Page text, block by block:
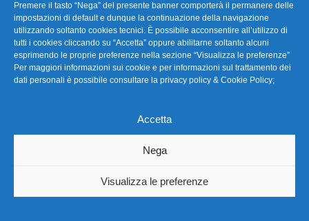
Premere il tasto “Nega” del presente banner comporterà il permanere delle
impostazioni di default e dunque la continuazione della navigazione
utilizzando soltanto cookies tecnici. È possibile acconsentire all’utilizzo di
tutti i cookies cliccando su “Accetta” oppure abilitarne soltanto alcuni
esprimendo le proprie preferenze nella sezione “Visualizza le preferenze”
Per maggiori informazioni sui cookie e per informazioni sul trattamento dei
dati personali è possibile consultare la privacy policy & Cookie Policy;
Accetta
Nega
Visualizza le preferenze
Link Utili
TG Confartigianato
Privacy & Cookie Policy
Seguici